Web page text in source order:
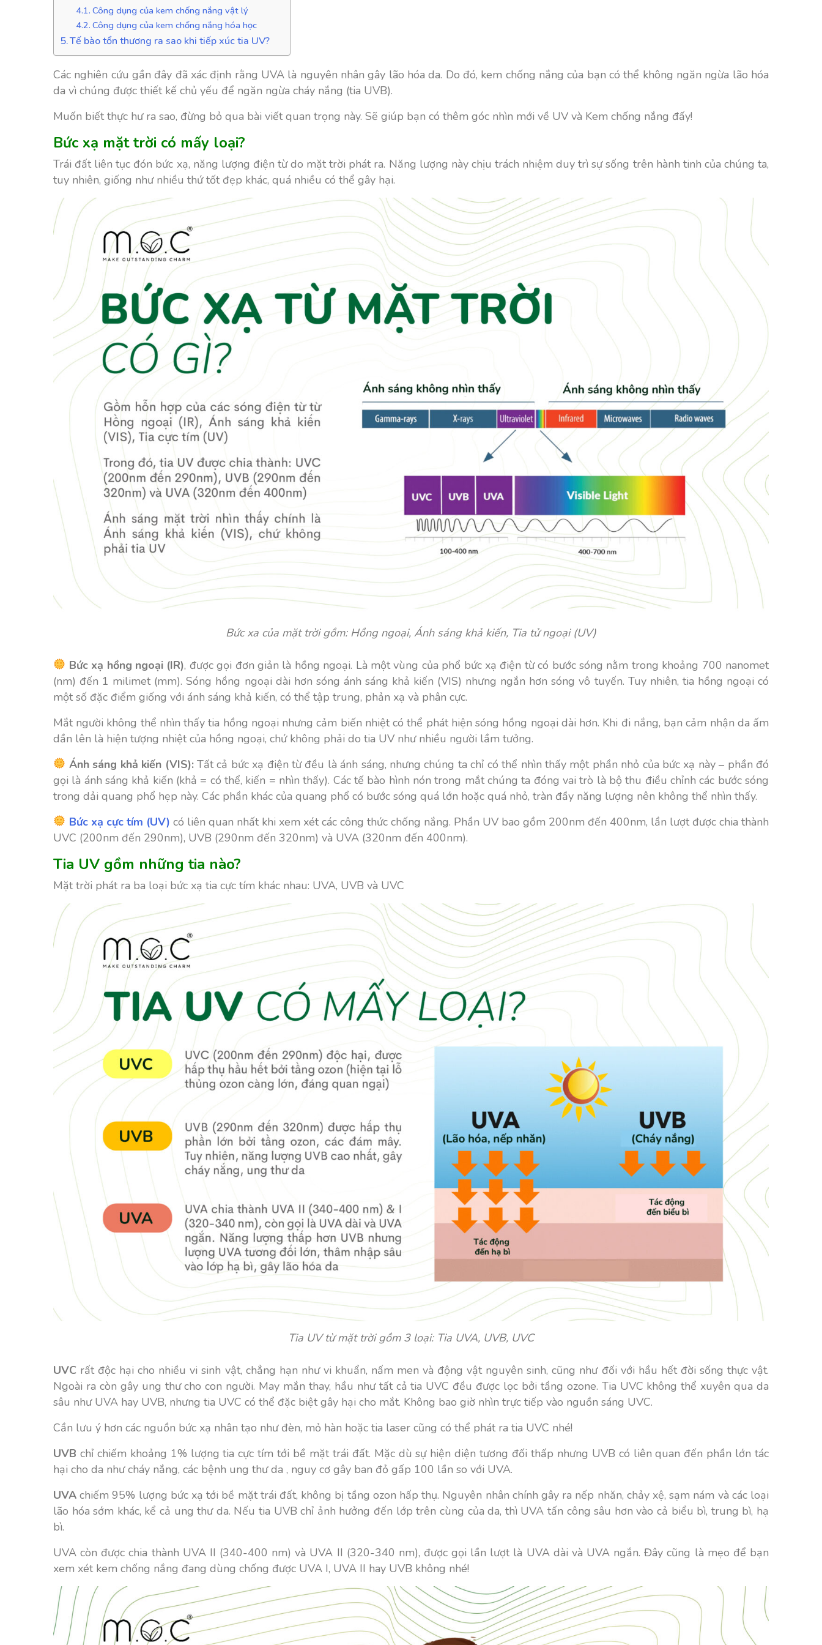
Công dụng của kem chống nắng vật lý
Công dụng của kem chống nắng hóa học
Tế bào tổn thương ra sao khi tiếp xúc tia UV?
Các nghiên cứu gần đây đã xác định rằng UVA là nguyên nhân gây lão hóa da. Do đó, kem chống nắng của bạn có thể không ngăn ngừa lão hóa
da vì chúng được thiết kế chủ yếu để ngăn ngừa cháy nắng (tia UVB).
Muốn biết thực hư ra sao, đừng bỏ qua bài viết quan trọng này. Sẽ giúp bạn có thêm góc nhìn mới về UV và Kem chống nắng đấy!
Bức xạ mặt trời có mấy loại?
Trái đất liên tục đón bức xạ, năng lượng điện từ do mặt trời phát ra. Năng lượng này chịu trách nhiệm duy trì sự sống trên hành tinh của chúng ta,
tuy nhiên, giống như nhiều thứ tốt đẹp khác, quá nhiều có thể gây hại.
Bức xa của mặt trời gồm: Hồng ngoại, Ánh sáng khả kiến, Tia tử ngoại (UV)
Bức xạ hồng ngoại (IR), được gọi đơn giản là hồng ngoại. Là một vùng của phổ bức xạ điện từ có bước sóng nằm trong khoảng 700 nanomet
(nm) đến 1 milimet (mm). Sóng hồng ngoại dài hơn sóng ánh sáng khả kiến (VIS) nhưng ngắn hơn sóng vô tuyến. Tuy nhiên, tia hồng ngoại có
một số đặc điểm giống với ánh sáng khả kiến, có thể tập trung, phản xạ và phân cực.
Mắt người không thể nhìn thấy tia hồng ngoại nhưng cảm biến nhiệt có thể phát hiện sóng hồng ngoại dài hơn. Khi đi nắng, bạn cảm nhận da ấm
dần lên là hiện tượng nhiệt của hồng ngoại, chứ không phải do tia UV như nhiều người lầm tưởng.
Ánh sáng khả kiến (VIS):Tất cả bức xạ điện từ đều là ánh sáng, nhưng chúng ta chỉ có thể nhìn thấy một phần nhỏ của bức xạ này – phần đó
gọi là ánh sáng khả kiến (khả = có thể, kiến = nhìn thấy). Các tế bào hình nón trong mắt chúng ta đóng vai trò là bộ thu điều chỉnh các bước sóng
trong dải quang phổ hẹp này. Các phần khác của quang phổ có bước sóng quá lớn hoặc quá nhỏ, tràn đầy năng lượng nên không thể nhìn thấy.
Bức xạ cực tím (UV) có liên quan nhất khi xem xét các công thức chống nắng. Phần UV bao gồm 200nm đến 400nm, lần lượt được chia thành
UVC (200nm đến 290nm), UVB (290nm đến 320nm) và UVA (320nm đến 400nm).
Tia UV gồm những tia nào?
Mặt trời phát ra ba loại bức xạ tia cực tím khác nhau: UVA, UVB và UVC
Tia UV từ mặt trời gồm 3 loại: Tia UVA, UVB, UVC
UVC rất độc hại cho nhiều vi sinh vật, chẳng hạn như vi khuẩn, nấm men và động vật nguyên sinh, cũng như đối với hầu hết đời sống thực vật.
Ngoài ra còn gây ung thư cho con người. May mắn thay, hầu như tất cả tia UVC đều được lọc bởi tầng ozone. Tia UVC không thể xuyên qua da
sâu như UVA hay UVB, nhưng tia UVC có thể đặc biệt gây hại cho mắt. Không bao giờ nhìn trực tiếp vào nguồn sáng UVC.
Cần lưu ý hơn các nguồn bức xạ nhân tạo như đèn, mỏ hàn hoặc tia laser cũng có thể phát ra tia UVC nhé!
UVB chỉ chiếm khoảng 1% lượng tia cực tím tới bề mặt trái đất. Mặc dù sự hiện diện tương đối thấp nhưng UVB có liên quan đến phần lớn tác
hại cho da nhưcháy nắng, các bệnh ung thư da , nguy cơ gây ban đỏ gấp 100 lần so với UVA.
UVA chiếm 95% lượng bức xạ tới bề mặt trái đất, không bị tầng ozon hấp thụ. Nguyên nhân chính gây ra nếp nhăn, chảy xệ, sạm nám và các loại
lão hóa sớm khác, kể cả ung thư da. Nếu tia UVB chỉ ảnh hưởng đến lớp trên cùng của da, thì UVA tấn công sâu hơn vào cả biểu bì, trung bì, hạ
bì.
UVA còn được chia thành UVA II (340-400 nm) và UVA II (320-340 nm), được gọi lần lượt là UVA dài và UVA ngắn. Đây cũng là mẹo để bạn
xem xét kem chống nắng đang dùng chống được UVA I, UVA II hay UVB không nhé!